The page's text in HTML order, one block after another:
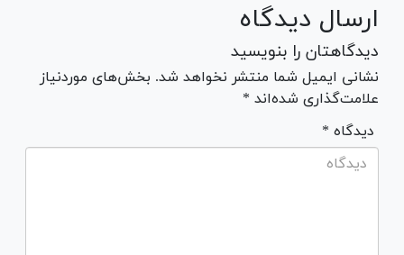
ارسال دیدگاه
دیدگاهتان را بنویسید
نشانی ایمیل شما منتشر نخواهد شد. بخش‌های موردنیاز
علامت‌گذاری شده‌اند *
* دیدگاه